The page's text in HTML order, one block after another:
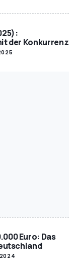
der Konkurrenz
Euro: Das